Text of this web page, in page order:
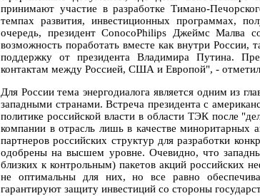
принимают участие в разработке Тимано-
темпах развития, инвестиционных программах,
очередь, президент ConocoPhilips Джеймс
возможность поработать вместе как внутри
поддержку от президента Владимира Путина.
контактам между Россией, США и Европой", -
Для России тема энергодиалога является одним из
западными странами. Встреча президента с
политике российской власти в области ТЭК после
компании в отрасль лишь в качестве
партнеров российских структур для разработки
одобрены на высшем уровне. Очевидно, что
близких к контрольным) пакетов акций российских
не оптимальны для них, но все равно
гарантируют защиту инвестиций со стороны